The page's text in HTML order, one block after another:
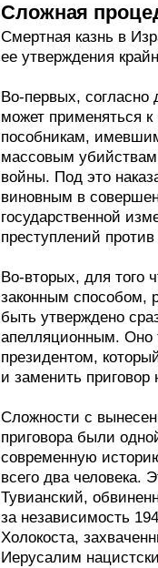
Сложная
Смертная казнь в
ее утверждения
Во-первых, согласно
может применяться
пособникам,
массовым
войны. Под это
виновным в
государственной
преступлений
Во-вторых, для того
законным способом,
быть утверждено
апелляционным. Оно
президентом,
и заменить
Сложности с
приговора были
современную
всего два человека.
Тувианский,
за независимость
Холокоста,
Иерусалим